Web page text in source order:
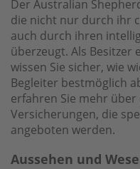
Der Australian
die nicht nur durch ihr
auch durch ihren
überzeugt. Als Besitzer
wissen Sie sicher, wie
Begleiter bestmöglich
erfahren Sie mehr
Versicherungen, die
angeboten werden.
Aussehen und